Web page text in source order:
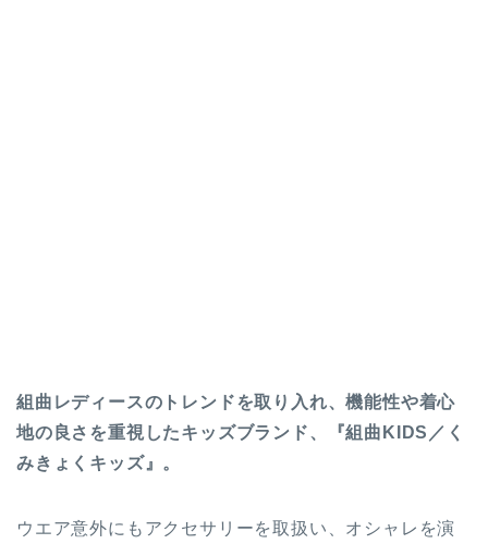
組曲レディースのトレンドを取り入れ、機能性や着心
地の良さを重視したキッズブランド、『組曲KIDS／く
みきょくキッズ』。
ウエア意外にもアクセサリーを取扱い、オシャレを演